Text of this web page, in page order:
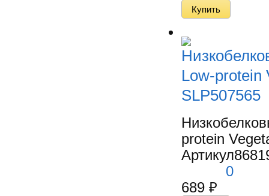
Low-protein
SLP507565
protein
Артикул
0
689 ₽